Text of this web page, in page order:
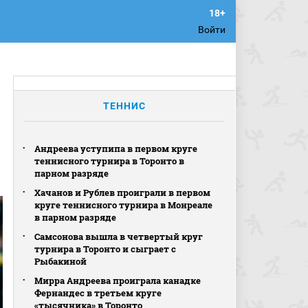
Войти
ТЕННИС
Андреева уступипа в первом круге
теннисного турнира в Торонто в
парном разряде
Хачанов и Рублев проиграли в первом
круге теннисного турнира в Монреале
в парном разряде
Самсонова вышла в четвертый круг
турнира в Торонто и сыграет с
Рыбакиной
Мирра Андреева проиграла канадке
Фернандес в третьем круге
«тысячника» в Торонто